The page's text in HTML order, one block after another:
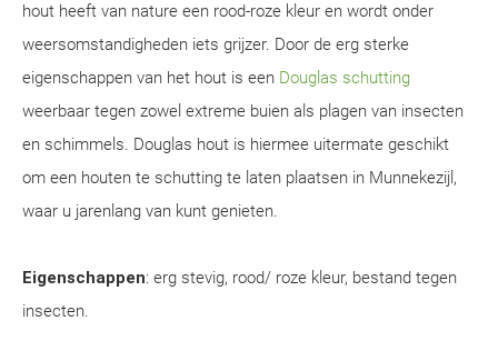
hout heeft van nature een rood-roze kleur en wordt onder
weersomstandigheden iets grijzer. Door de erg sterke
eigenschappen van het hout is een Douglas schutting
weerbaar tegen zowel extreme buien als plagen van insecten
en schimmels. Douglas hout is hiermee uitermate geschikt
om een houten te schutting te laten plaatsen in Munnekezijl,
waar u jarenlang van kunt genieten.
Eigenschappen: erg stevig, rood/ roze kleur, bestand tegen
insecten.